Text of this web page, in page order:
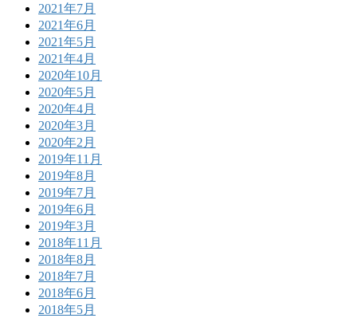
2021年7月
2021年6月
2021年5月
2021年4月
2020年10月
2020年5月
2020年4月
2020年3月
2020年2月
2019年11月
2019年8月
2019年7月
2019年6月
2019年3月
2018年11月
2018年8月
2018年7月
2018年6月
2018年5月